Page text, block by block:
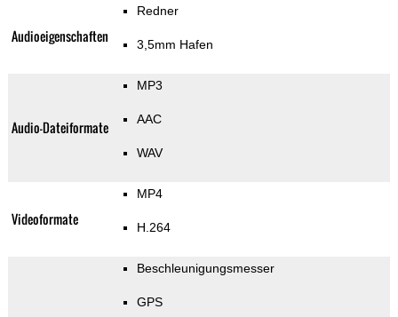
Audioeigenschaften
Redner
3,5mm Hafen
Audio-Dateiformate
MP3
AAC
WAV
Videoformate
MP4
H.264
Beschleunigungsmesser
GPS